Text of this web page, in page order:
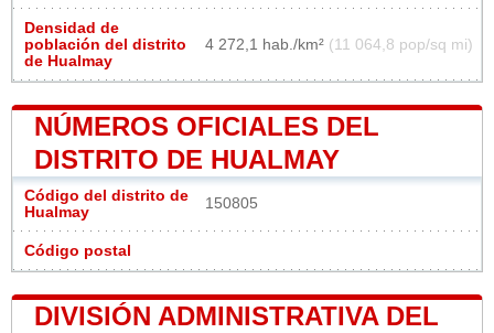
Densidad de
población del distrito
de Hualmay
4 272,1 hab./km² (11 064,8 pop/sq mi)
NÚMEROS OFICIALES DEL
DISTRITO DE HUALMAY
Código del distrito de
Hualmay
150805
Código postal
DIVISIÓN ADMINISTRATIVA DEL